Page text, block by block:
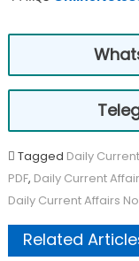
Tagged Daily
PDF, Daily Current
Daily Current Affairs
Related